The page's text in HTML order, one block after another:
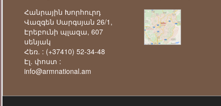
Հանրային Խորհուրդ
Վազգեն Սարգսյան 26/1,
Էրեբունի պլազա, 607
սենյակ
Հեռ. : (+37410) 52-34-48
Էլ. փոստ :
info@armnational.am